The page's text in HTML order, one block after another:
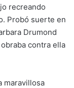
recreando
Probó suerte en
Drumond
contra ella
maravillosa